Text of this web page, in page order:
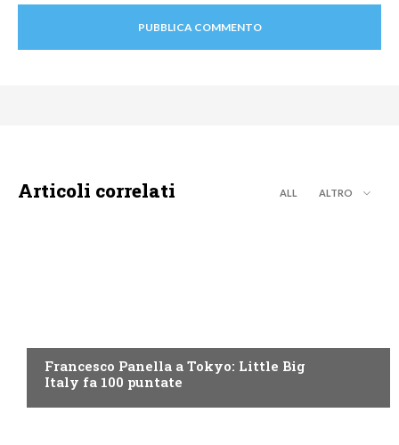
Articoli correlati ALL ALTRO
Francesco Panella a Tokyo: Little Big
Italy fa 100 puntate